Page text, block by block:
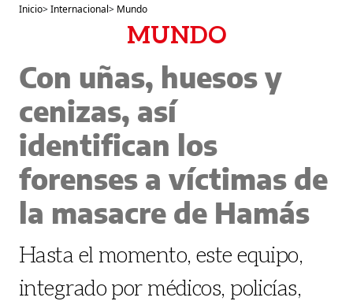
Inicio>Internacional> Mundo
MUNDO
Con uñas, huesos y
cenizas, así
identifican los
forenses a víctimas de
la masacre de Hamás
Hasta el momento, este equipo,
integrado por médicos, policías,